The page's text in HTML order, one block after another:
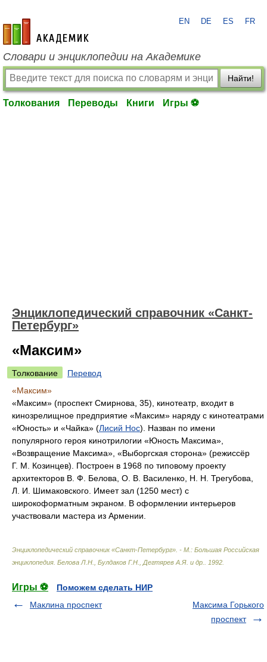
academic.ru
EN DE ES FR
Словари и энциклопедии на Академике
Найти!
Толкования Переводы Книги Игры ⚽
Энциклопедический справочник «Санкт-
Петербург»
«Максим»
Толкование
Перевод
«Максим»
«Максим» (проспект Смирнова, 35), кинотеатр, входит в
кинозрелищное предприятие «Максим» наряду с кинотеатрами
«Юность» и «Чайка» (Лисий Нос). Назван по имени
популярного героя кинотрилогии «Юность Максима»,
«Возвращение Максима», «Выборгская сторона» (режиссёр
Г. М. Козинцев). Построен в 1968 по типовому проекту
архитекторов В. Ф. Белова, О. В. Василенко, Н. Н. Трегубова,
Л. И. Шимаковского. Имеет зал (1250 мест) с
широкоформатным экраном. В оформлении интерьеров
участвовали мастера из Армении.
Энциклопедический справочник «Санкт-Петербург». - М.: Большая Российская
энциклопедия Белова Л.Н., Булдаков Г.Н., Дегтярев А.Я. и др. 1992
Игры ⚽
Поможем сделать НИР
Маклина проспект
Максима Горького
проспект